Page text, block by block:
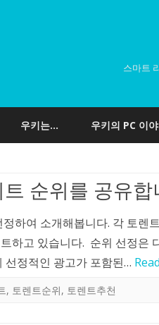
스마트
우키는… 우키의 PC 이
순위를 공유
하여 소개해봅니다. 각 토렌
하고 있습니다. 순위 선정은
선정적인 광고가 포함된…
, 토렌트순위, 토렌트추천